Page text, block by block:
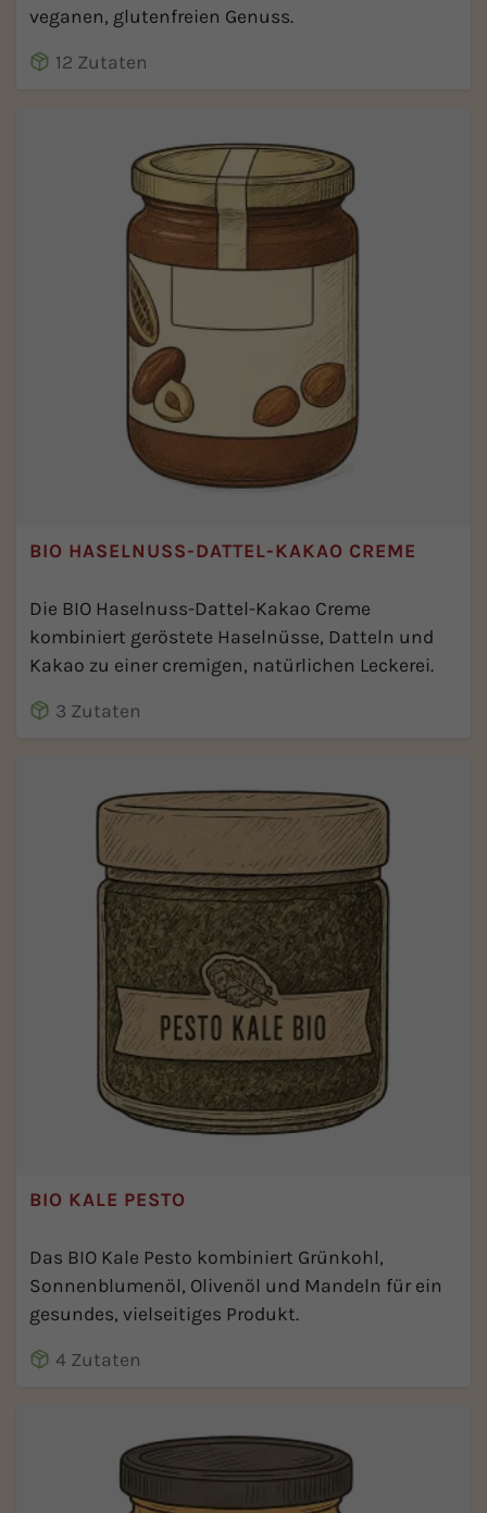
veganen, glutenfreien Genuss.
12 Zutaten
BIO HASELNUSS-DATTEL-KAKAO CREME
Die BIO Haselnuss-Dattel-Kakao Creme
kombiniert geröstete Haselnüsse, Datteln und
Kakao zu einer cremigen, natürlichen Leckerei.
3 Zutaten
BIO KALE PESTO
Das BIO Kale Pesto kombiniert Grünkohl,
Sonnenblumenöl, Olivenöl und Mandeln für ein
gesundes, vielseitiges Produkt.
4 Zutaten